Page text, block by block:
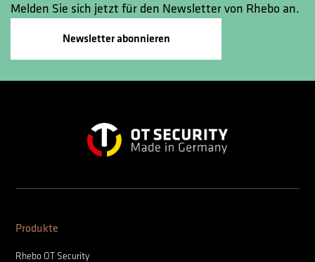
Melden Sie sich jetzt für den Newsletter von Rhebo an.
Newsletter abonnieren
Produkte
Rhebo OT Security